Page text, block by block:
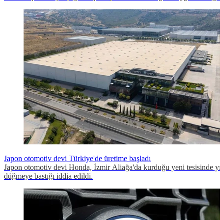
Japon otomotiv devi Türkiye'de üretime başladı
Japon otomotiv devi Honda, İzmir Aliağa'da kurduğu yeni tesisinde
düğmeye bastığı iddia edildi.